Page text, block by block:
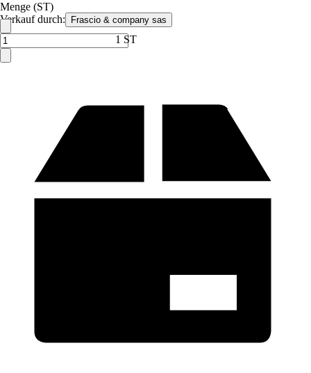
Verkauf durch: Frascio & company sas
Menge (ST)
1 ST